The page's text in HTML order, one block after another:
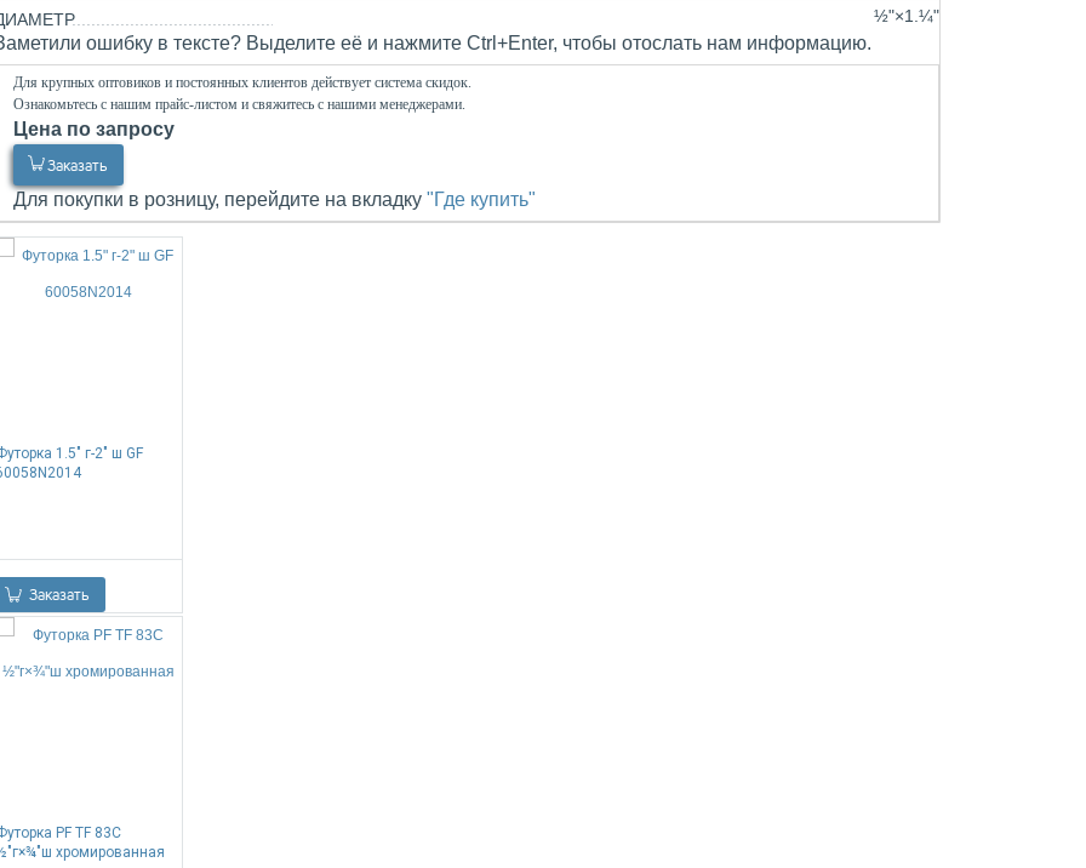
½"×1.¼"
ошибку в тексте? Выделите её и нажмите Ctrl+Enter, чтобы отослать нам информацию.
Для крупных оптовиков и постоянных клиентов действует система скидок.
Ознакомьтесь с нашим прайс-листом и свяжитесь с нашими менеджерами.
Цена по запросу
Заказать
Для покупки в розницу, перейдите на вкладку "Где купить"
1.5" г-2" ш GF
Заказать
PF TF 83C
хромированная